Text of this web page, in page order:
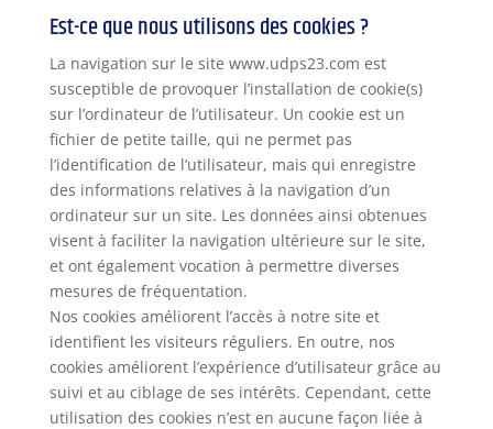
Est-ce que nous utilisons des cookies ?
La navigation sur le site www.udps23.com est
susceptible de provoquer l’installation de cookie(s)
sur l’ordinateur de l’utilisateur. Un cookie est un
fichier de petite taille, qui ne permet pas
l’identification de l’utilisateur, mais qui enregistre
des informations relatives à la navigation d’un
ordinateur sur un site. Les données ainsi obtenues
visent à faciliter la navigation ultérieure sur le site,
et ont également vocation à permettre diverses
mesures de fréquentation.
Nos cookies améliorent l’accès à notre site et
identifient les visiteurs réguliers. En outre, nos
cookies améliorent l’expérience d’utilisateur grâce au
suivi et au ciblage de ses intérêts. Cependant, cette
utilisation des cookies n’est en aucune façon liée à